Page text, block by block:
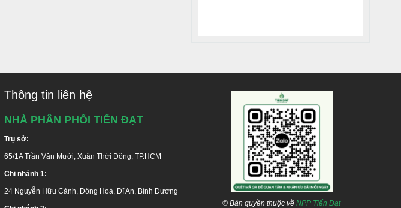
Thông tin liên hệ
NHÀ PHÂN PHỐI TIẾN ĐẠT
Trụ sở:
65/1A Trần Văn Mười, Xuân Thới Đông, TP.HCM
Chi nhánh 1:
24 Nguyễn Hữu Cảnh, Đông Hoà, Dĩ An, Bình Dương
© Bản quyền thuộc về NPP Tiến Đạt